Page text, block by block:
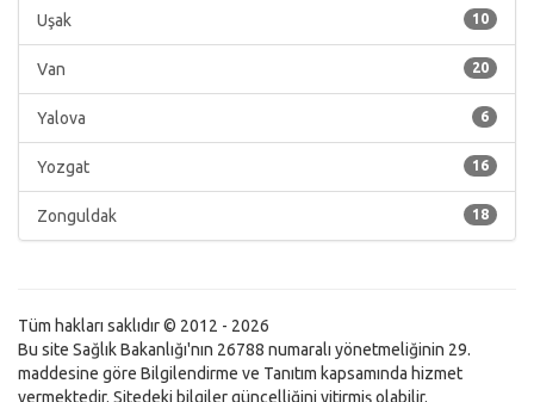
10
Uşak
20
Van
6
Yalova
16
Yozgat
18
Zonguldak
Tüm hakları saklıdır © 2012 - 2026
Bu site Sağlık Bakanlığı'nın 26788 numaralı yönetmeliğinin 29.
maddesine göre Bilgilendirme ve Tanıtım kapsamında hizmet
vermektedir. Sitedeki bilgiler güncelliğini yitirmiş olabilir.